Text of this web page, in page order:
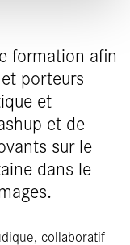
formation afin
porteurs
et
et de
sur le
dans le
collaboratif